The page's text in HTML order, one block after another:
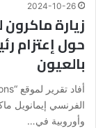
2024-10-26
زيارة
حول إعتزام
بالعيون
الفرنسي إيمانويل
وأوروبية في…